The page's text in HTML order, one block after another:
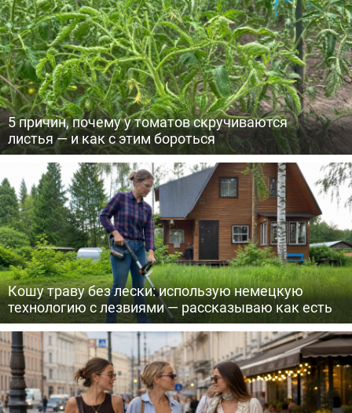
5 причин, почему у томатов скручиваются
листья — и как с этим бороться
Кошу траву без лески: использую немецкую
технологию с лезвиями — рассказываю как есть